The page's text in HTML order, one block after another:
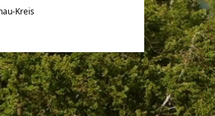
Kreis